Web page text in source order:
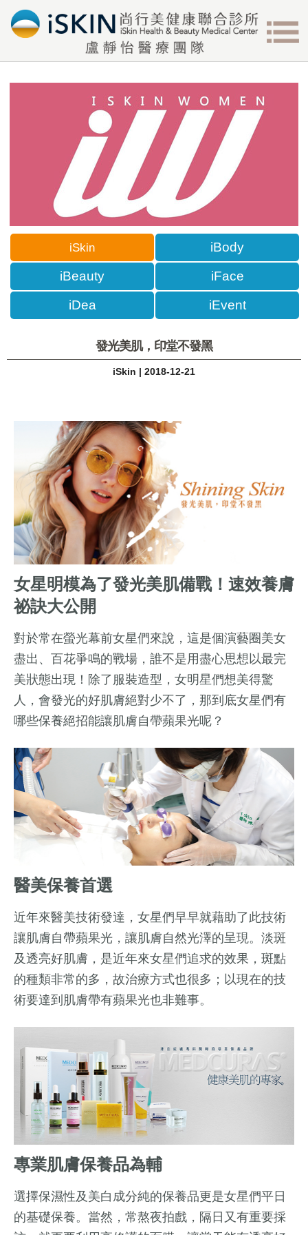
iSkin
iBeauty
iDea
iBody
iFace
iEvent
發光美肌，印堂不發黑
iSkin | 2018-12-21
女星明模為了發光美肌備戰！速效養膚
祕訣大公開
對於常在螢光幕前女星們來說，這是個演藝圈美女
盡出、百花爭鳴的戰場，誰不是用盡心思想以最完
美狀態出現！除了服裝造型，女明星們想美得驚
人，會發光的好肌膚絕對少不了，那到底女星們有
哪些保養絕招能讓肌膚自帶蘋果光呢？
醫美保養首選
近年來醫美技術發達，女星們早早就藉助了此技術
讓肌膚自帶蘋果光，讓肌膚自然光澤的呈現。淡斑
及透亮好肌膚，是近年來女星們追求的效果，斑點
的種類非常的多，故治療方式也很多；以現在的技
術要達到肌膚帶有蘋果光也非難事。
專業肌膚保養品為輔
選擇保濕性及美白成分純的保養品更是女星們平日
的基礎保養。當然，常熬夜拍戲，隔日又有重要採